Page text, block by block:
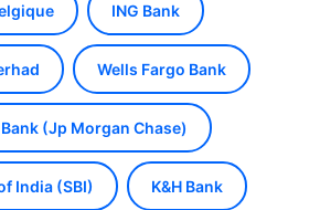
ING Bank
Wells Fargo Bank
(Jp Morgan Chase)
India (SBI) K&H Bank